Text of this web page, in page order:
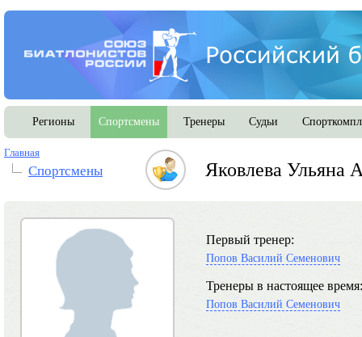
Регионы Спортсмены Тренеры Судьи
Главная
Спортсмены Яковлева Ульяна
Первый тренер:
Попов Василий Семенович
Тренеры в настоящее время:
Попов Василий Семенович